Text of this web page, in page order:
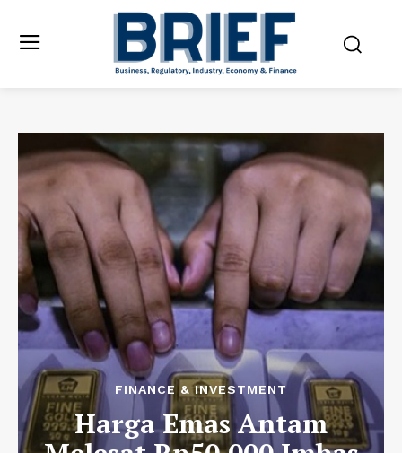
FINANCE & INVESTMENT
Harga Emas Antam